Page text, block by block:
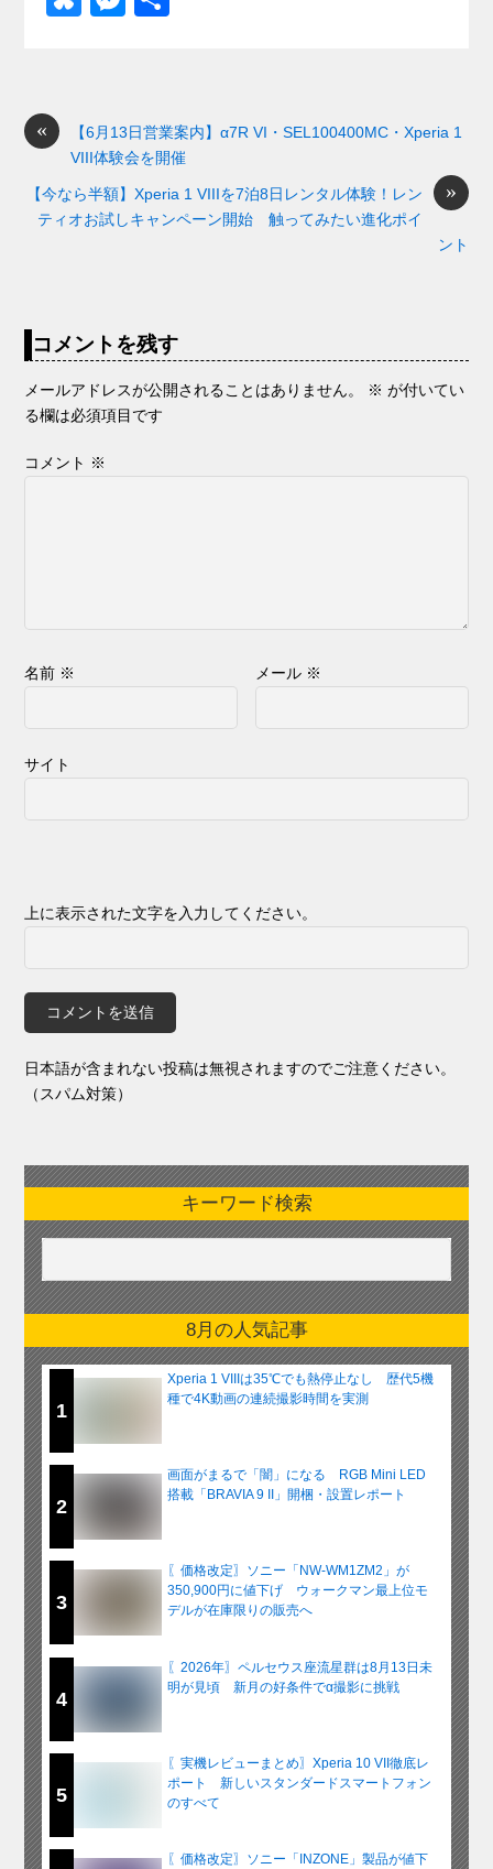
c
o
o
k
s
y
n
g
er
«
【6月13日営業案内】α7R VI・SEL100400MC・Xperia 1
VIII体験会を開催
»
【今なら半額】Xperia 1 VIIIを7泊8日レンタル体験！レン
ティオお試しキャンペーン開始 触ってみたい進化ポイ
ント
コメントを残す
メールアドレスが公開されることはありません。 ※ が付いてい
る欄は必須項目です
コメント ※
名前 ※ メール ※
サイト
上に表示された文字を入力してください。
日本語が含まれない投稿は無視されますのでご注意ください。
（スパム対策）
キーワード検索
8月の人気記事
1
Xperia 1 VIIIは35℃でも熱停止なし 歴代5機
種で4K動画の連続撮影時間を実測
2
画面がまるで「闇」になる RGB Mini LED
搭載「BRAVIA 9 II」開梱・設置レポート
3
〖価格改定〗ソニー「NW-WM1ZM2」が
350,900円に値下げ ウォークマン最上位モ
デルが在庫限りの販売へ
4
〖2026年〗ペルセウス座流星群は8月13日未
明が見頃 新月の好条件でα撮影に挑戦
5
〖実機レビューまとめ〗Xperia 10 VII徹底レ
ポート 新しいスタンダードスマートフォン
のすべて
〖価格改定〗ソニー「INZONE」製品が値下